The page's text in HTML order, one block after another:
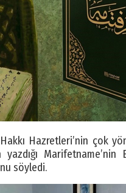
Hazretleri’nin çok
Marifetname’nin
söyledi.